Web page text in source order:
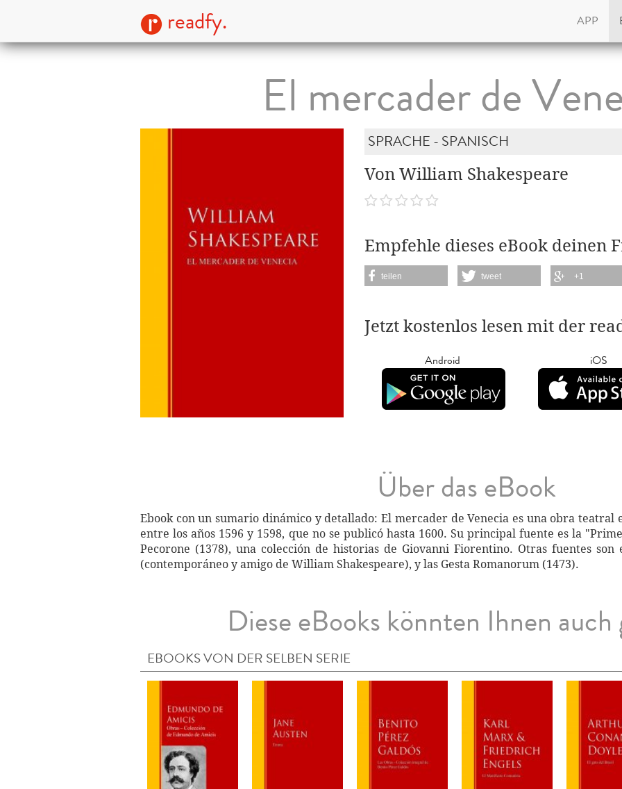
readfy. APP
El mercader de
SPRACHE - SPANISCH
Von William Shakespeare
Empfehle dieses eBook deinen
teilen tweet +1
Jetzt kostenlos lesen mit der
Android iOS
Über das eBook
Ebook con un sumario dinámico y detallado: El mercader de Venecia es una obra
entre los años 1596 y 1598, que no se publicó hasta 1600. Su principal fuente es la
Pecorone (1378), una colección de historias de Giovanni Fiorentino. Otras fuentes
(contemporáneo y amigo de William Shakespeare), y las Gesta Romanorum (1473).
Diese eBooks könnten Ihnen auch
EBOOKS VON DER SELBEN SERIE